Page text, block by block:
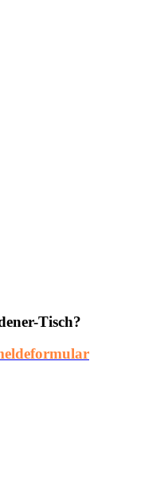
Tisch?